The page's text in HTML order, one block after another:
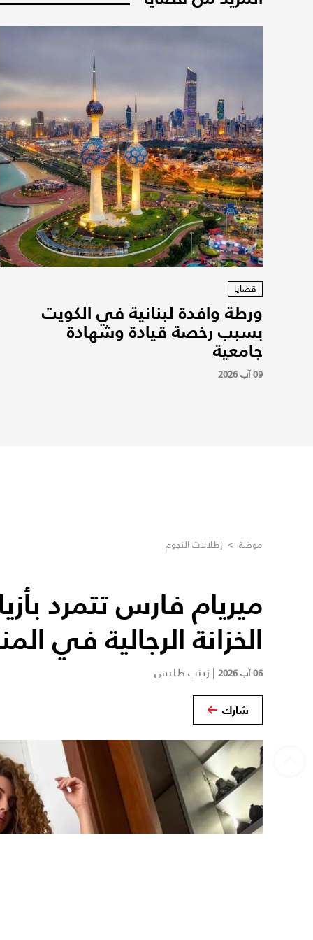
قضايا
ورطة وافدة لبنانية في الكويت
بسبب رخصة قيادة وشهادة
جامعية
09 آب 2026
موضة > إطلالات النجوم
ميريام فارس تتمرد
الخزانة الرجالية في
06 آب 2026 | زينب طليس
شارك